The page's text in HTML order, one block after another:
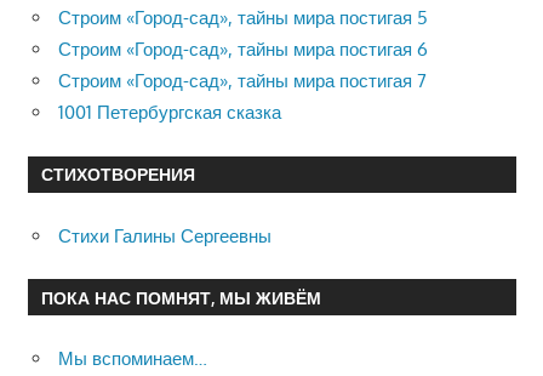
Строим «Город-сад», тайны мира постигая 5
Строим «Город-сад», тайны мира постигая 6
Строим «Город-сад», тайны мира постигая 7
1001 Петербургская сказка
СТИХОТВОРЕНИЯ
Стихи Галины Сергеевны
ПОКА НАС ПОМНЯТ, МЫ ЖИВЁМ
Мы вспоминаем…